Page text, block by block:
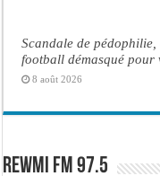
Scandale de
football démasqué pour
8 août 2026
Rewmi FM 97.5